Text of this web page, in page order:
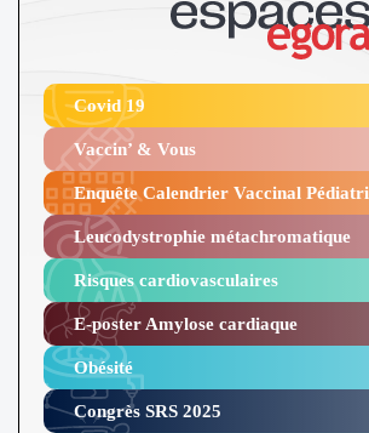
Covid 19
Vaccin’ & Vous
Enquête Calendrier Vaccinal
Leucodystrophie métachromatique
Risques cardiovasculaires
E-poster Amylose cardiaque ​
Obésité ​
Congrès SRS 2025 ​